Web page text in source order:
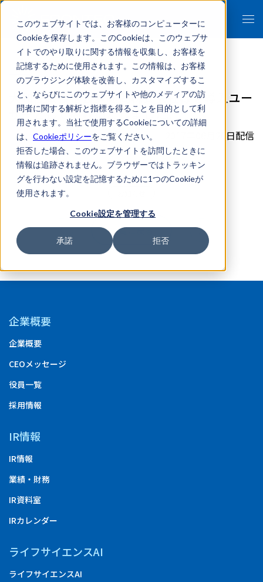
このウェブサイトでは、お客様のコンピューターに
Cookieを保存します。このCookieは、このウェブサ
イトでのやり取りに関する情報を収集し、お客様を
記憶するために使用されます。この情報は、お客様
のブラウジング体験を改善し、カスタマイズするこ
と、ならびにこのウェブサイトや他のメディアの訪
問者に関する解析と指標を得ることを目的として利
用されます。当社で使用するCookieについての詳細
は、 Cookieポリシーをご覧ください。
拒否した場合、このウェブサイトを訪問したときに
情報は追跡されません。ブラウザーではトラッキン
グを行わない設定を記憶するために1つのCookieが
使用されます。
Cookie設定を管理する
承諾 拒否
大和住銀投信投資顧問株式会社様を導入ユー
ザーとして掲載いたしました。
2017年06月26日配信
一覧に戻る
企業概要
企業概要
CEOメッセージ
役員一覧
採用情報
IR情報
IR情報
業績・財務
IR資料室
IRカレンダー
ライフサイエンスAI
ライフサイエンスAI